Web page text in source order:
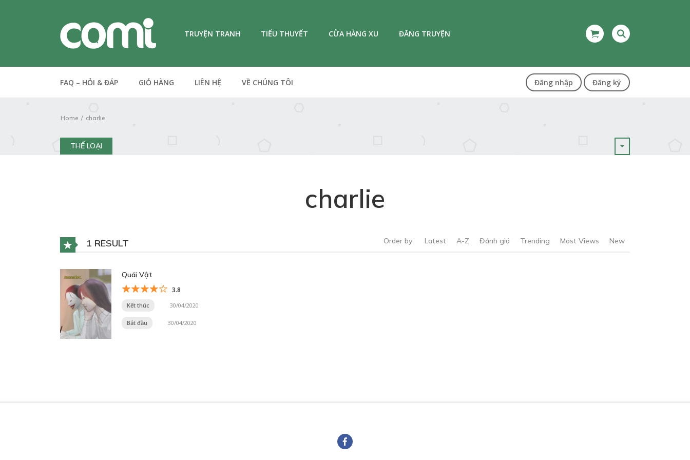
TRUYỆN TRANH TIỂU THUYẾT CỬA HÀNG XU ĐĂNG TRUYỆN
FAQ – HỎI & ĐÁP GIỎ HÀNG LIÊN HỆ VỀ CHÚNG TÔI Đăng nhập Đăng ký
Home charlie
THỂ LOẠI
charlie
1 RESULT Order by Latest A-Z Đánh giá Trending Most Views New
Quái Vật
3.8
Kết thúc 30/04/2020
Bắt đầu 30/04/2020